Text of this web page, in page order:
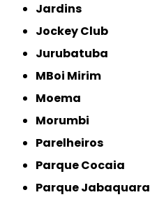
Jardins
Jockey Club
Jurubatuba
MBoi Mirim
Moema
Morumbi
Parelheiros
Parque Cocaia
Parque Jabaquara